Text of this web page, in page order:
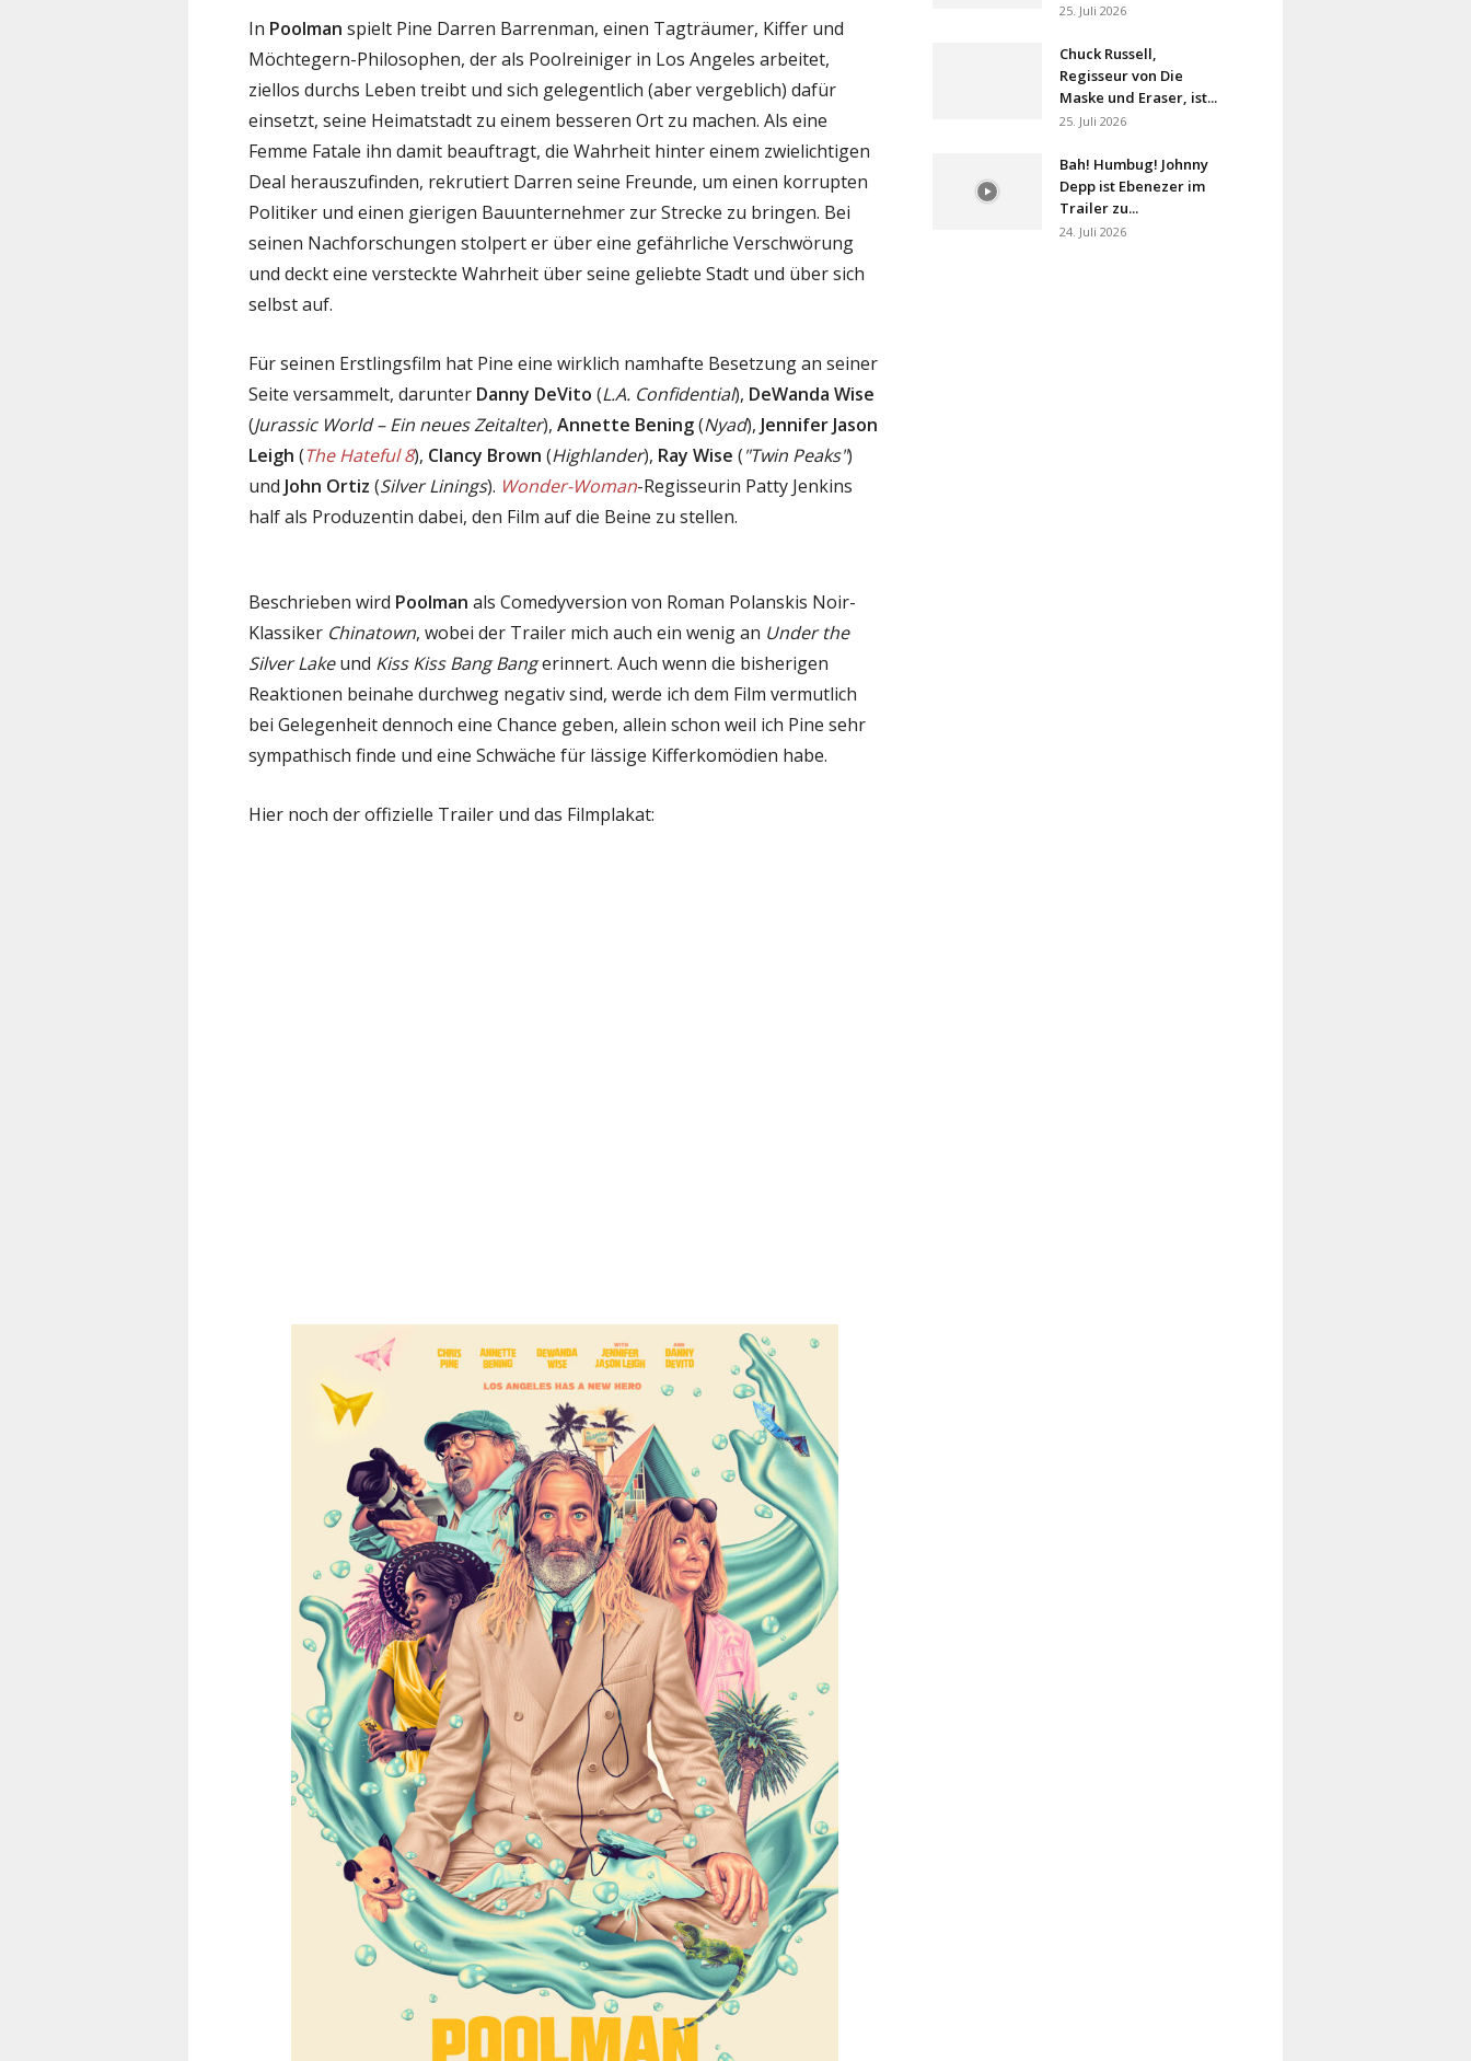
In Poolman spielt Pine Darren Barrenman, einen Tagträumer, Kiffer und
Möchtegern-Philosophen, der als Poolreiniger in Los Angeles arbeitet,
ziellos durchs Leben treibt und sich gelegentlich (aber vergeblich) dafür
einsetzt, seine Heimatstadt zu einem besseren Ort zu machen. Als eine
Femme Fatale ihn damit beauftragt, die Wahrheit hinter einem zwielichtigen
Deal herauszufinden, rekrutiert Darren seine Freunde, um einen korrupten
Politiker und einen gierigen Bauunternehmer zur Strecke zu bringen. Bei
seinen Nachforschungen stolpert er über eine gefährliche Verschwörung
und deckt eine versteckte Wahrheit über seine geliebte Stadt und über sich
selbst auf.
Für seinen Erstlingsfilm hat Pine eine wirklich namhafte Besetzung an seiner
Seite versammelt, darunter Danny DeVito (L.A. Confidential), DeWanda Wise
(Jurassic World – Ein neues Zeitalter), Annette Bening(Nyad), Jennifer Jason
Leigh (The Hateful 8), Clancy Brown (Highlander), Ray Wise ("Twin Peaks")
und John Ortiz (Silver Linings). Wonder-Woman-Regisseurin Patty Jenkins
half als Produzentin dabei, den Film auf die Beine zu stellen.
Beschrieben wird Poolman als Comedyversion von Roman Polanskis Noir-
Klassiker Chinatown, wobei der Trailer mich auch ein wenig an Under the
Silver Lakeund Kiss Kiss Bang Bangerinnert. Auch wenn die bisherigen
Reaktionen beinahe durchweg negativ sind, werde ich dem Film vermutlich
bei Gelegenheit dennoch eine Chance geben, allein schon weil ich Pine sehr
sympathisch finde und eine Schwäche für lässige Kifferkomödien habe.
Hier noch der offizielle Trailer und das Filmplakat:
25. Juli 2026
Chuck Russell,
Regisseur von Die
Maske und Eraser, ist...
25. Juli 2026
Bah! Humbug! Johnny
Depp ist Ebenezer im
Trailer zu...
24. Juli 2026